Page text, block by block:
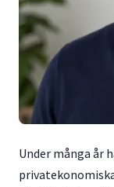
Under många år